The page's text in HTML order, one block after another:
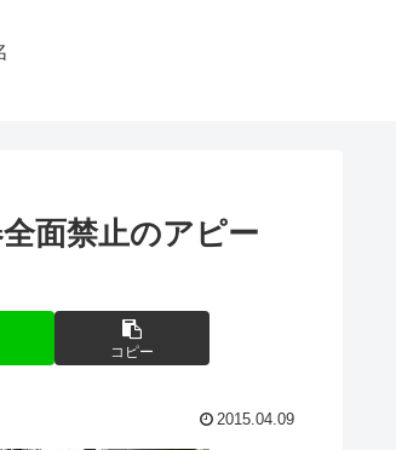
面禁止のアピー
コピー
2015.04.09